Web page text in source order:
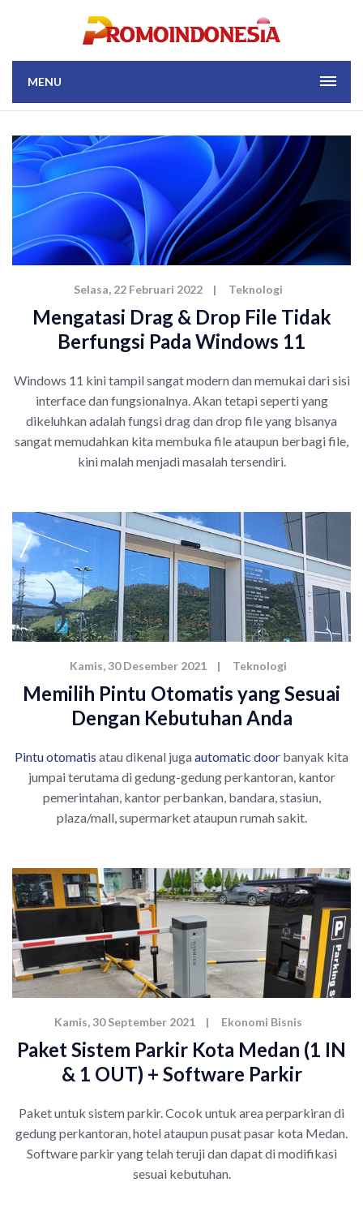
MENU
Selasa, 22 Februari 2022 | Teknologi
Mengatasi Drag & Drop File Tidak
Berfungsi Pada Windows 11
Windows 11 kini tampil sangat modern dan memukai dari sisi
interface dan fungsionalnya. Akan tetapi seperti yang
dikeluhkan adalah fungsi drag dan drop file yang bisanya
sangat memudahkan kita membuka file ataupun berbagi file,
kini malah menjadi masalah tersendiri.
Kamis, 30 Desember 2021 | Teknologi
Memilih Pintu Otomatis yang Sesuai
Dengan Kebutuhan Anda
Pintu otomatis atau dikenal jugaautomatic door banyak kita
jumpai terutama di gedung-gedung perkantoran, kantor
pemerintahan, kantor perbankan, bandara, stasiun,
plaza/mall, supermarket ataupun rumah sakit.
Kamis, 30 September 2021 | Ekonomi Bisnis
Paket Sistem Parkir Kota Medan (1 IN
& 1 OUT) + Software Parkir
Paket untuk sistem parkir. Cocok untuk area perparkiran di
gedung perkantoran, hotel ataupun pusat pasar kota Medan.
Software parkir yang telah teruji dan dapat di modifikasi
sesuai kebutuhan.